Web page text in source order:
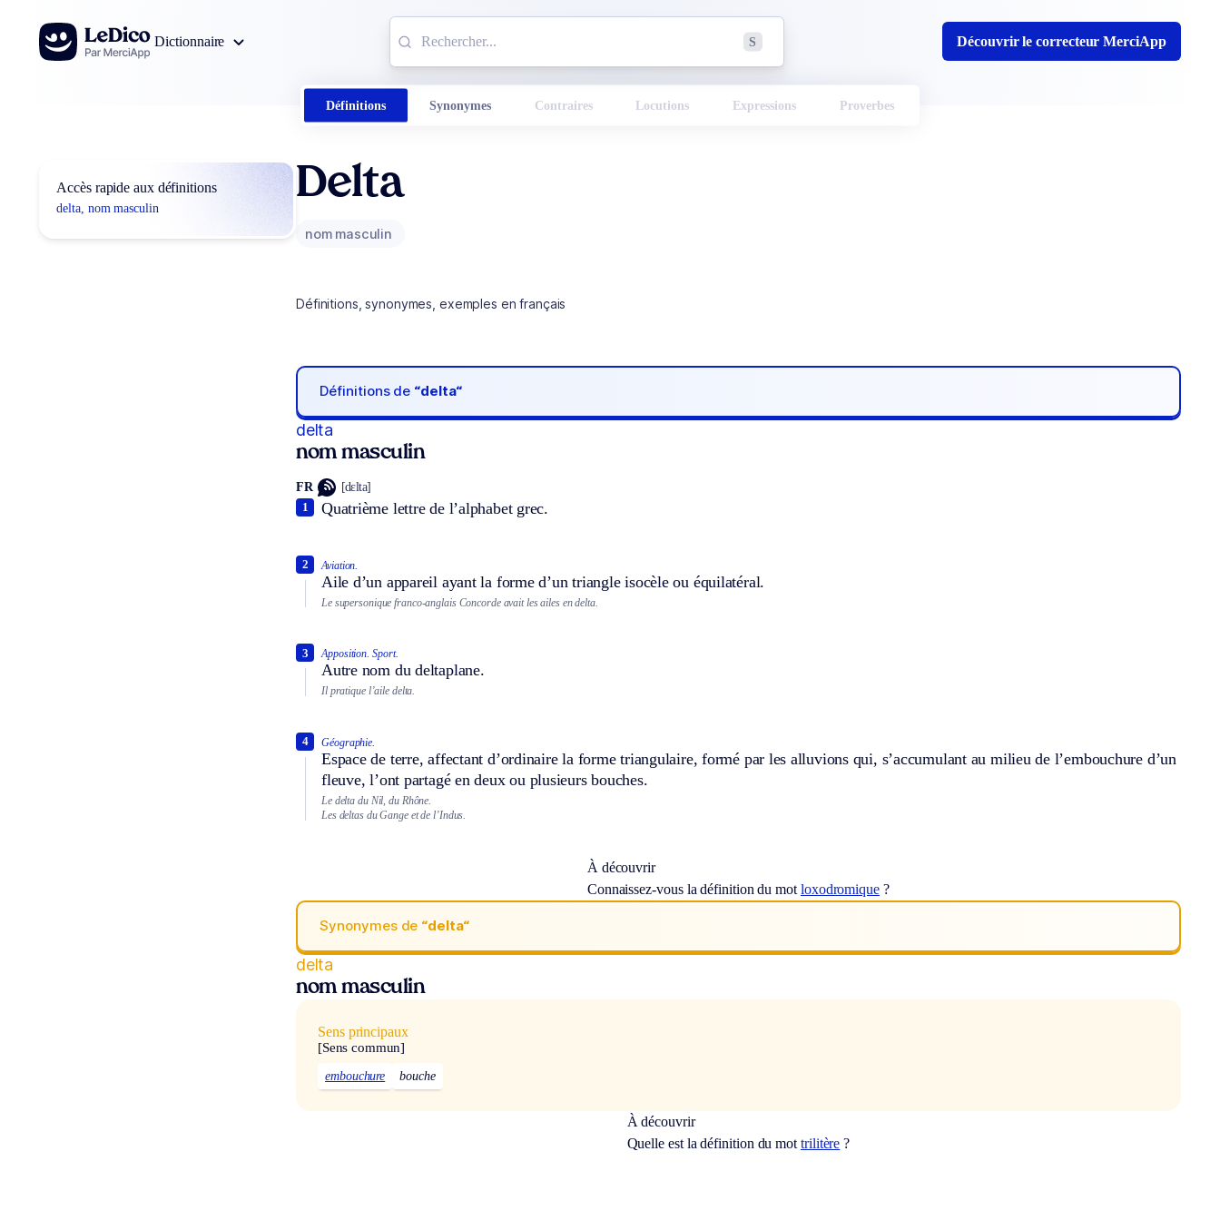
Aller au contenu
Dictionnaire
S Découvrir le correcteur MerciApp
Définitions Synonymes Contraires Locutions Expressions Proverbes
Accès rapide aux définitions
delta, nom masculin
Delta
nom masculin
Définitions, synonymes, exemples en français
Définitions de “delta“
delta
nom masculin
FR [dɛlta]
Quatrième lettre de l’alphabet grec.
1
Aviation.
Aile d’un appareil ayant la forme d’un triangle isocèle ou équilatéral.
2
Le supersonique franco-anglais Concorde avait les ailes en delta.
Apposition. Sport.
Autre nom du deltaplane.
3
Il pratique l’aile delta.
Géographie.
Espace de terre, affectant d’ordinaire la forme triangulaire, formé par les alluvions qui, s’accumulant au milieu de l’embouchure d’un
fleuve, l’ont partagé en deux ou plusieurs bouches.
4
Le delta du Nil, du Rhône.
Les deltas du Gange et de l’Indus.
À découvrir
Connaissez-vous la définition du mot loxodromique?
Synonymes de “delta“
delta
nom masculin
Sens principaux
[Sens commun]
embouchure bouche
À découvrir
Quelle est la définition du mottrilitère ?